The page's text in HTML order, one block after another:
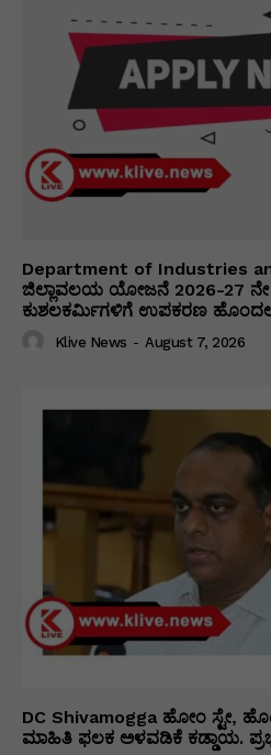
Department of Industries
ಜಿಲ್ಲಾವಲಯ ಯೋಜನೆ 2026-27 ನೇ
ಕುಶಲಕರ್ಮಿಗಳಿಗೆ ಉಪಕರಣ
Klive News - August 7, 2026
DC Shivamogga ಹೋಂ ಸ್ಟೇ,
ಮಾಹಿತಿ ಫಲಕ ಅಳವಡಿಕೆ ಕಡ್ಡಾಯ.